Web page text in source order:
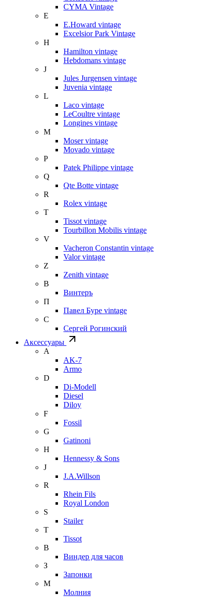
CYMA Vintage
E
E.Howard vintage
Excelsior Park Vintage
H
Hamilton vintage
Hebdomans vintage
J
Jules Jurgensen vintage
Juvenia vintage
L
Laco vintage
LeCoultre vintage
Longines vintage
M
Moser vintage
Movado vintage
P
Patek Philippe vintage
Q
Qte Botte vintage
R
Rolex vintage
T
Tissot vintage
Tourbillon Mobilis vintage
V
Vacheron Constantin vintage
Valor vintage
Z
Zenith vintage
В
Винтеръ
П
Павел Буре vintage
С
Сергей Рогинский
Аксессуары
A
AK-7
Armo
D
Di-Modell
Diesel
Diloy
F
Fossil
G
Gatinoni
H
Hennessy & Sons
J
J.A.Willson
R
Rhein Fils
Royal London
S
Stailer
T
Tissot
В
Виндер для часов
З
Запонки
М
Молния